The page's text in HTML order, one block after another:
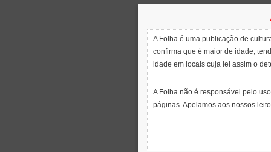
A Folha é uma publicação de
confirma que é maior de idade,
idade em locais cuja lei assim o
A Folha não é responsável pelo
páginas. Apelamos aos nossos